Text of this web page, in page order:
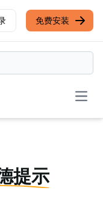
免费安装
提示